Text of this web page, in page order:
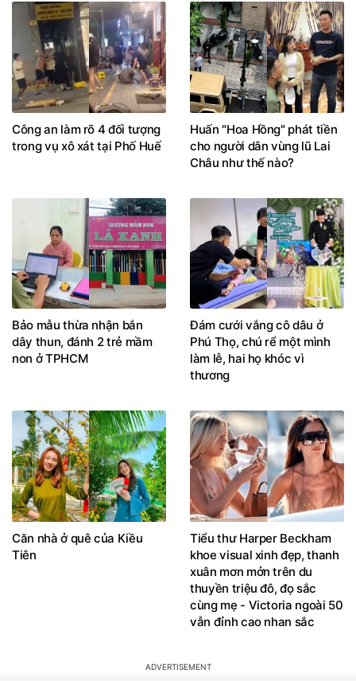
Công an làm rõ 4 đối tượng
trong vụ xô xát tại Phố Huế
Huấn "Hoa Hồng" phát tiền
cho người dân vùng lũ Lai
Châu như thế nào?
Bảo mẫu thừa nhận bắn
dây thun, đánh 2 trẻ mầm
non ở TPHCM
Đám cưới vắng cô dâu ở
Phú Thọ, chú rể một mình
làm lễ, hai họ khóc vì
thương
Căn nhà ở quê của Kiều
Tiên
Tiểu thư Harper Beckham
khoe visual xinh đẹp, thanh
xuân mơn mởn trên du
thuyền triệu đô, đọ sắc
cùng mẹ - Victoria ngoài 50
vẫn đỉnh cao nhan sắc